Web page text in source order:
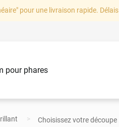
pour une livraison rapide.
pour phares
Choisissez votre découpe